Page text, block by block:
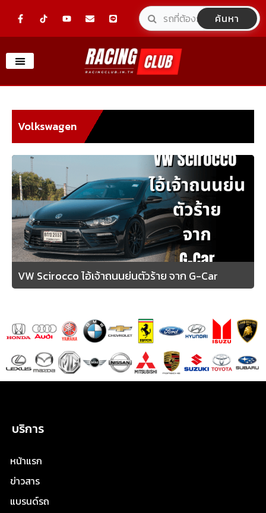
F
a
e
o
o
-
o
t
n
e
l
o
p
e
L
i
e
ค้นหา
Volkswagen
VW Scirocco ไอ้เจ้าถนนย่นตัวร้าย จาก G-Car
บริการ
หน้าแรก
ข่าวสาร
แบรนด์รถ